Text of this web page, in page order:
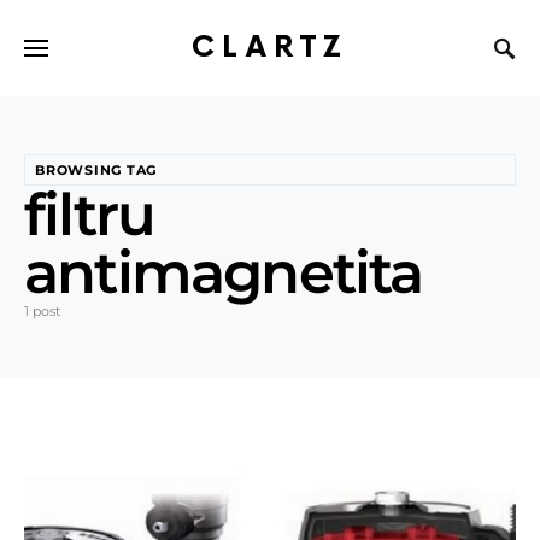
CLARTZ
BROWSING TAG
filtru
antimagnetita
1 post